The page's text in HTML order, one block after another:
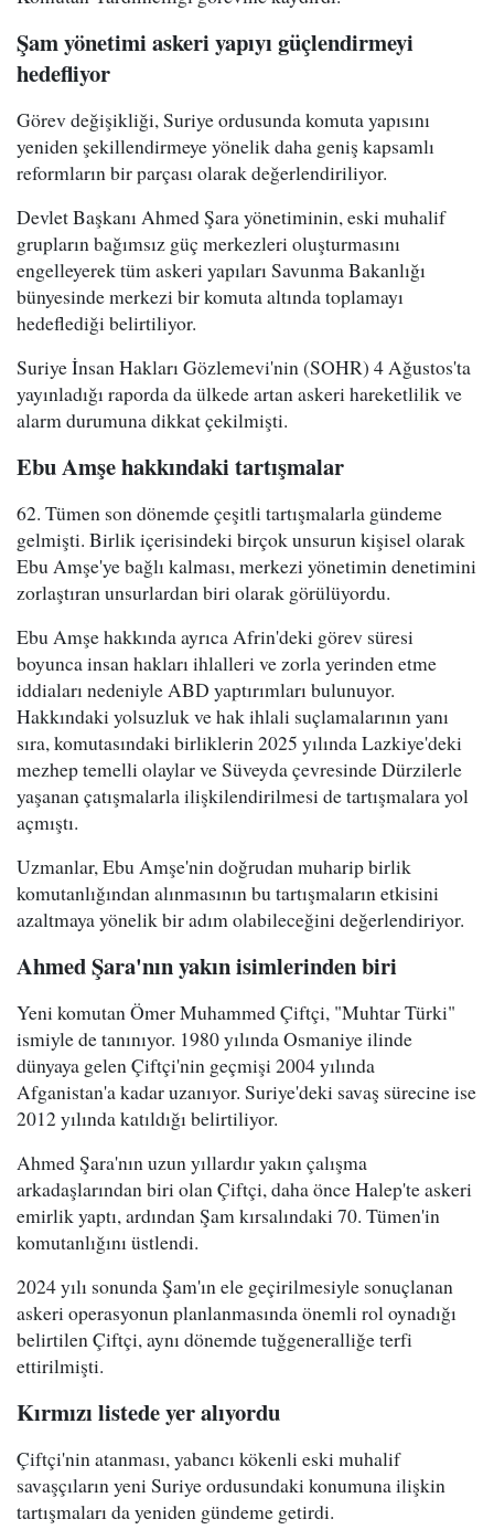
Şam yönetimi askeri yapıyı güçlendirmeyi
hedefliyor
Görev değişikliği, Suriye ordusunda komuta yapısını
yeniden şekillendirmeye yönelik daha geniş kapsamlı
reformların bir parçası olarak değerlendiriliyor.
Devlet Başkanı Ahmed Şara yönetiminin, eski muhalif
grupların bağımsız güç merkezleri oluşturmasını
engelleyerek tüm askeri yapıları Savunma Bakanlığı
bünyesinde merkezi bir komuta altında toplamayı
hedeflediği belirtiliyor.
Suriye İnsan Hakları Gözlemevi'nin (SOHR) 4 Ağustos'ta
yayınladığı raporda da ülkede artan askeri hareketlilik ve
alarm durumuna dikkat çekilmişti.
Ebu Amşe hakkındaki tartışmalar
62. Tümen son dönemde çeşitli tartışmalarla gündeme
gelmişti. Birlik içerisindeki birçok unsurun kişisel olarak
Ebu Amşe'ye bağlı kalması, merkezi yönetimin denetimini
zorlaştıran unsurlardan biri olarak görülüyordu.
Ebu Amşe hakkında ayrıca Afrin'deki görev süresi
boyunca insan hakları ihlalleri ve zorla yerinden etme
iddiaları nedeniyle ABD yaptırımları bulunuyor.
Hakkındaki yolsuzluk ve hak ihlali suçlamalarının yanı
sıra, komutasındaki birliklerin 2025 yılında Lazkiye'deki
mezhep temelli olaylar ve Süveyda çevresinde Dürzilerle
yaşanan çatışmalarla ilişkilendirilmesi de tartışmalara yol
açmıştı.
Uzmanlar, Ebu Amşe'nin doğrudan muharip birlik
komutanlığından alınmasının bu tartışmaların etkisini
azaltmaya yönelik bir adım olabileceğini değerlendiriyor.
Ahmed Şara'nın yakın isimlerinden biri
Yeni komutan Ömer Muhammed Çiftçi, "Muhtar Türki"
ismiyle de tanınıyor. 1980 yılında Osmaniye ilinde
dünyaya gelen Çiftçi'nin geçmişi 2004 yılında
Afganistan'a kadar uzanıyor. Suriye'deki savaş sürecine ise
2012 yılında katıldığı belirtiliyor.
Ahmed Şara'nın uzun yıllardır yakın çalışma
arkadaşlarından biri olan Çiftçi, daha önce Halep'te askeri
emirlik yaptı, ardından Şam kırsalındaki 70. Tümen'in
komutanlığını üstlendi.
2024 yılı sonunda Şam'ın ele geçirilmesiyle sonuçlanan
askeri operasyonun planlanmasında önemli rol oynadığı
belirtilen Çiftçi, aynı dönemde tuğgeneralliğe terfi
ettirilmişti.
Kırmızı listede yer alıyordu
Çiftçi'nin atanması, yabancı kökenli eski muhalif
savaşçıların yeni Suriye ordusundaki konumuna ilişkin
tartışmaları da yeniden gündeme getirdi.